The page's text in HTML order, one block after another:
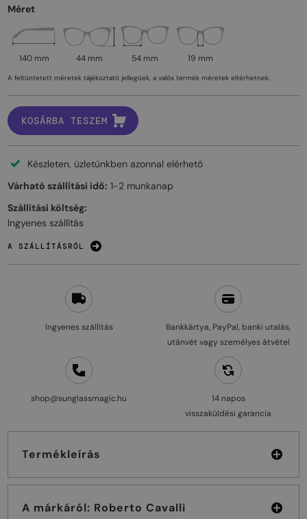
Ingyenes szállítás
Bankkártya, PayPal, banki utalás,
utánvét vagy személyes átvétel
shop@sunglassmagic.hu
14 napos
visszaküldési garancia
Termékleírás
A márkáról: Roberto Cavalli
Méret
140 mm 44 mm 54 mm 19 mm
A feltüntetett méretek tájékoztató jellegűek, a valós termék méretek eltérhetnek.
KOSÁRBA TESZEM
Készleten, üzletünkben azonnal elérhető
Várható szállítási idő: 1-2 munkanap
Szállítási költség:
Ingyenes szállítás
A SZÁLLÍTÁSRÓL